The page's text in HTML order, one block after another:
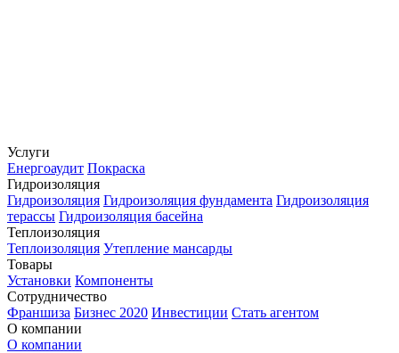
Услуги
Енергоаудит Покраска
Гидроизоляция
Гидроизоляция Гидроизоляция фундамента Гидроизоляция
терассы Гидроизоляция басейна
Теплоизоляция
Теплоизоляция Утепление мансарды
Товары
Установки Компоненты
Сотрудничество
Франшиза Бизнес 2020 Инвестиции Стать агентом
О компании
О компании